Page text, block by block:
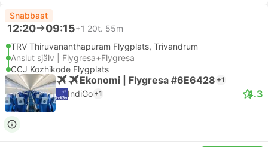
Snabbast
12:20 09:15+1 20t. 55m
TRV Thiruvananthapuram Flygplats, Trivandrum
Anslut själv | Flygresa+Flygresa
CCJ Kozhikode Flygplats
Ekonomi | Flygresa #6E6428 +1
IndiGo +1 4.3